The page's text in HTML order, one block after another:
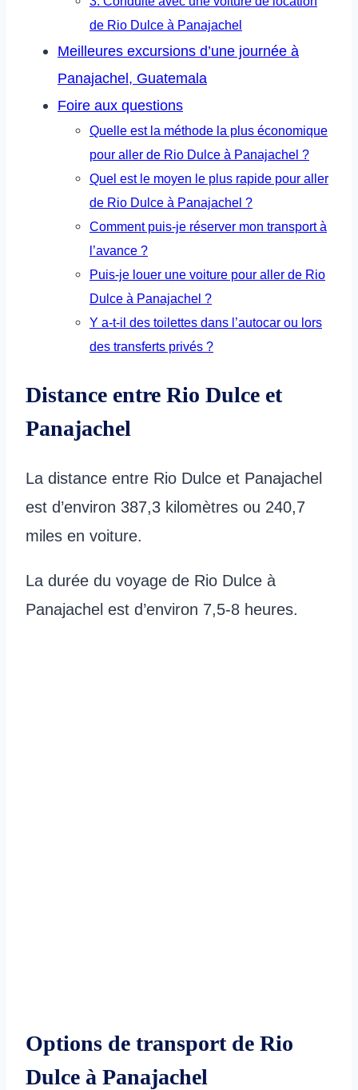
de Rio Dulce à Panajachel
Meilleures excursions d’une journée à
Panajachel, Guatemala
Foire aux questions
Quelle est la méthode la plus économique
pour aller de Rio Dulce à Panajachel ?
Quel est le moyen le plus rapide pour aller
de Rio Dulce à Panajachel ?
Comment puis-je réserver mon transport à
l’avance ?
Puis-je louer une voiture pour aller de Rio
Dulce à Panajachel ?
Y a-t-il des toilettes dans l’autocar ou lors
des transferts privés ?
Distance entre Rio Dulce et
Panajachel
La distance entre Rio Dulce et Panajachel
est d’environ 387,3 kilomètres ou 240,7
miles en voiture.
La durée du voyage de Rio Dulce à
Panajachel est d’environ 7,5-8 heures.
Options de transport de Rio
Dulce à Panajachel